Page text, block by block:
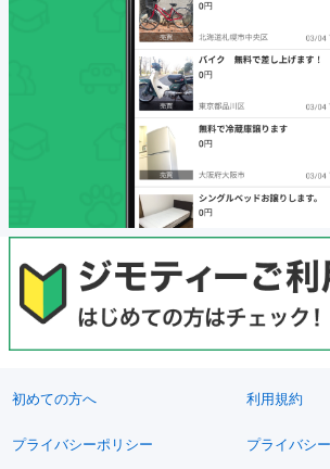
初めての方へ 利用規約
プライバシーポリシー プライバシ